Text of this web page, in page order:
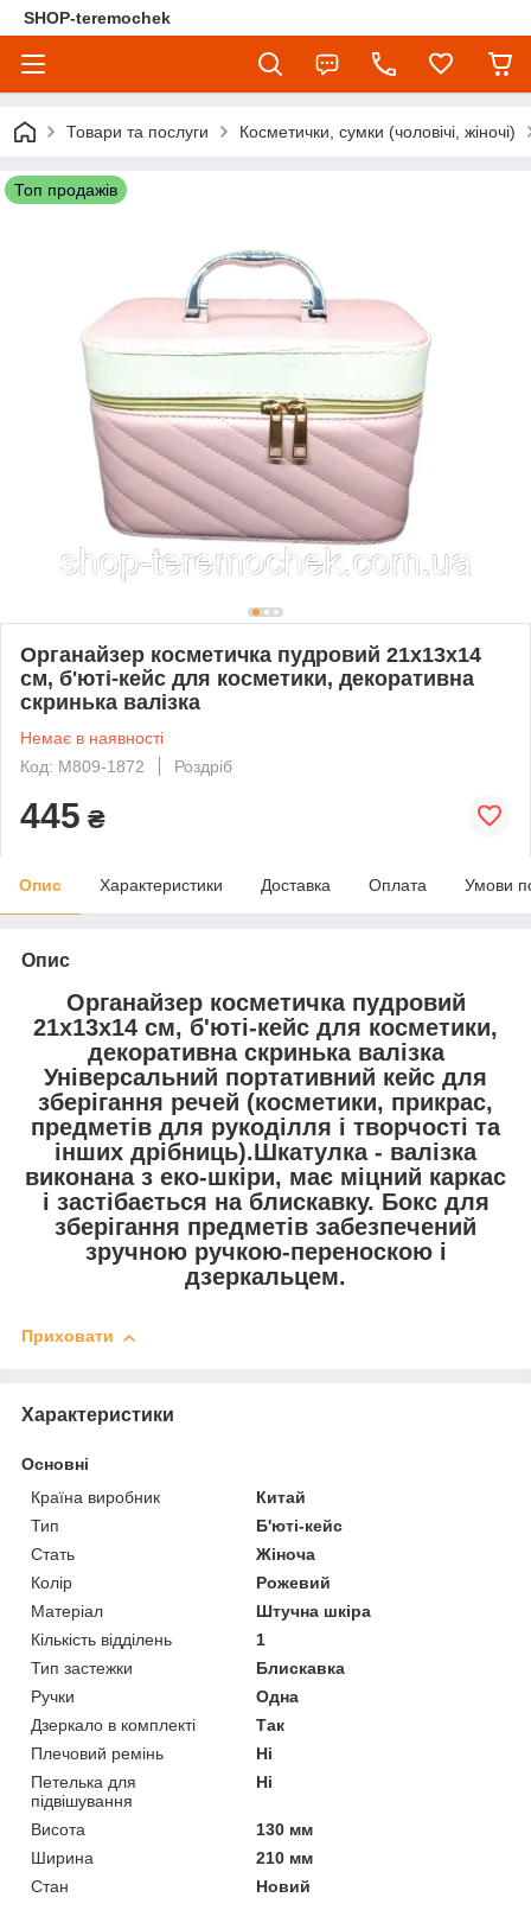
SHOP-teremochek
Товари та послуги Косметички, сумки (чоловічі, жіночі)
Топ продажів
Органайзер косметичка пудровий 21х13х14
см, б'юті-кейс для косметики, декоративна
скринька валізка
Немає в наявності
Код: М809-1872
Роздріб
445 ₴
Опис Характеристики Доставка Оплата Умови
Опис
Органайзер косметичка пудровий
21х13х14 см, б'юті-кейс для косметики,
декоративна скринька валізка
Універсальний портативний кейс для
зберігання речей (косметики, прикрас,
предметів для рукоділля і творчості та
інших дрібниць).Шкатулка - валізка
виконана з еко-шкіри, має міцний каркас
і застібається на блискавку. Бокс для
зберігання предметів забезпечений
зручною ручкою-переноскою і
дзеркальцем.
Приховати
Характеристики
Основні
Країна виробник
Китай
Тип
Б'юті-кейс
Стать
Жіноча
Колір
Рожевий
Матеріал
Штучна шкіра
Кількість відділень
1
Тип застежки
Блискавка
Ручки
Одна
Дзеркало в комплекті
Так
Плечовий ремінь
Ні
Петелька для
підвішування
Ні
Висота
130 мм
Ширина
210 мм
Стан
Новий